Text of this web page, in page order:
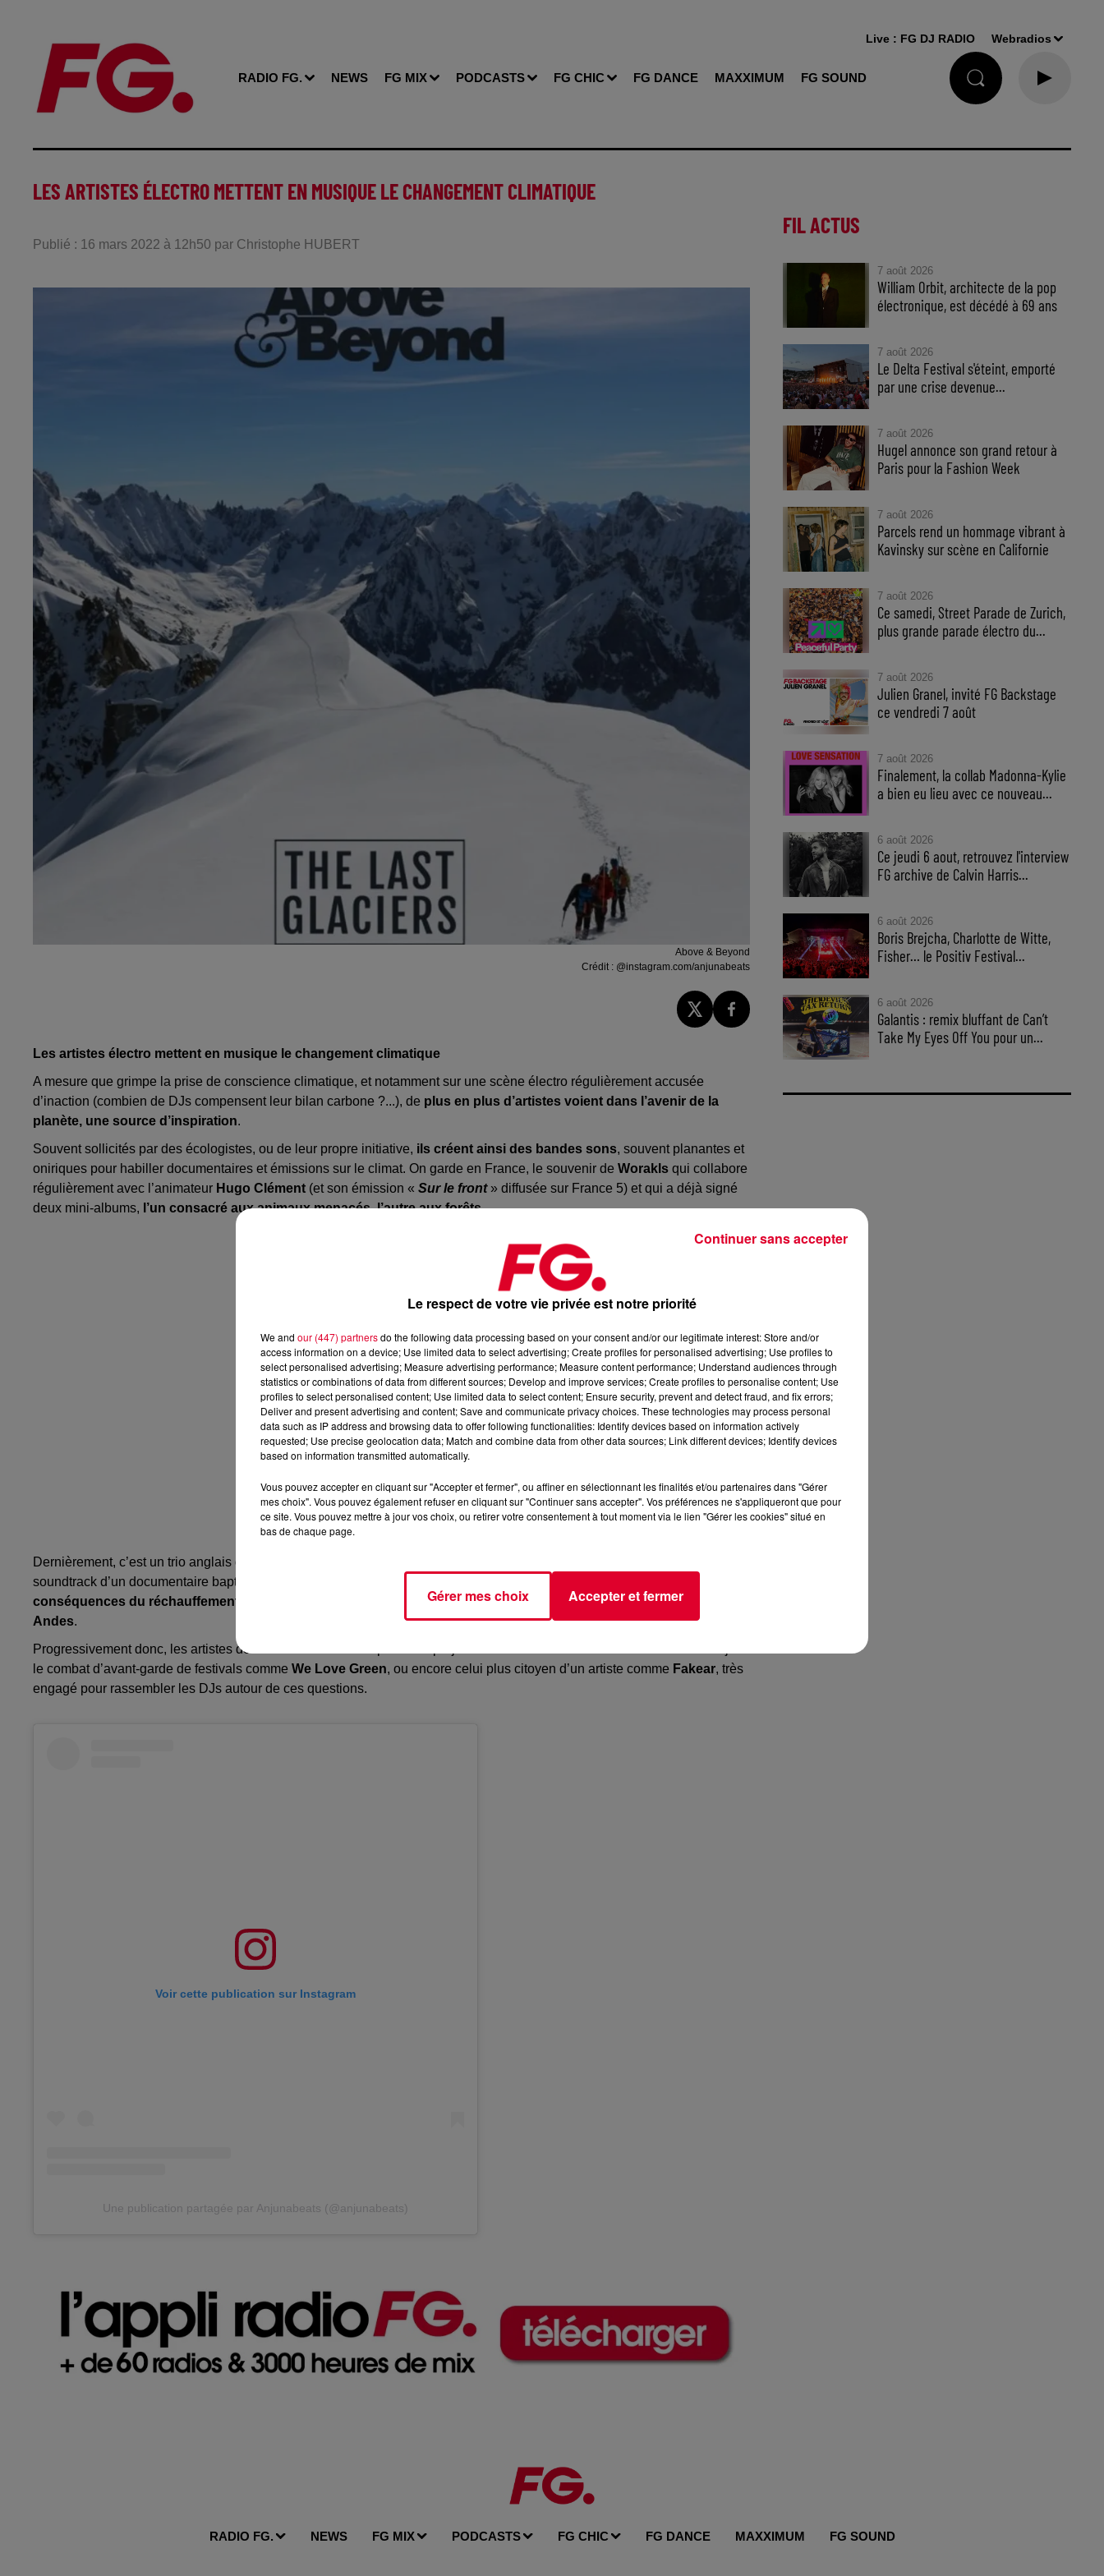
RADIO FG. NEWS FG MIX PODCASTS FG CHIC FG DANCE MAXXIMUM FG SOUND
Live : FG DJ RADIO Webradios
LES ARTISTES ÉLECTRO METTENT EN MUSIQUE LE CHANGEMENT CLIMATIQUE
Publié : 16 mars 2022 à 12h50 par Christophe HUBERT
Above & Beyond
Crédit : @instagram.com/anjunabeats
Les artistes électro mettent en musique le changement climatique
A mesure que grimpe la prise de conscience climatique, et notamment sur une scène électro régulièrement accusée
d’inaction (combien de DJs compensent leur bilan carbone ?...), de plus en plus d’artistes voient dans l’avenir de la
planète, une source d’inspiration.
Souvent sollicités par des écologistes, ou de leur propre initiative, ils créent ainsi des bandes sons, souvent planantes et
oniriques pour habiller documentaires et émissions sur le climat. On garde en France, le souvenir de Worakls qui collabore
régulièrement avec l’animateur Hugo Clément (et son émission « Sur le front» diffusée sur France 5) et qui a déjà signé
deux mini-albums, l’un consacré aux animaux menacés, l’autre aux forêts.
Dernièrement, c’est un trio anglais qui a épousé la cause écologiste !
soundtrack d’un documentaire baptisé « The Last Glaciers » qui sera projeté à la fin du mois. Un film qui explore
conséquences du réchauffement climatique de l’Antarctique à l’Himalaya, des Alpes françaises à la Cordillère des
Andes.
Progressivement donc, les artistes de la scène électro multiplient les projets dans la lutte contre le climat. On connaît déjà
le combat d’avant-garde de festivals comme We Love Green, ou encore celui plus citoyen d’un artiste comme Fakear, très
engagé pour rassembler les DJs autour de ces questions.
Voir cette publication sur Instagram
Une publication partagée par Anjunabeats (@anjunabeats)
FIL ACTUS
7 août 2026
William Orbit, architecte de la pop
électronique, est décédé à 69 ans
7 août 2026
Le Delta Festival s'éteint, emporté
par une crise devenue...
7 août 2026
Hugel annonce son grand retour à
Paris pour la Fashion Week
7 août 2026
Parcels rend un hommage vibrant à
Kavinsky sur scène en Californie
7 août 2026
Ce samedi, Street Parade de Zurich,
plus grande parade électro du...
7 août 2026
Julien Granel, invité FG Backstage
ce vendredi 7 août
7 août 2026
Finalement, la collab Madonna-Kylie
a bien eu lieu avec ce nouveau...
6 août 2026
Ce jeudi 6 aout, retrouvez l'interview
FG archive de Calvin Harris...
6 août 2026
Boris Brejcha, Charlotte de Witte,
Fisher… le Positiv Festival...
6 août 2026
Galantis : remix bluffant de Can’t
Take My Eyes Off You pour un...
RADIO FG. NEWS FG MIX PODCASTS FG CHIC FG DANCE MAXXIMUM FG SOUND
Le respect de votre vie privée est notre priorité
We and our (447) partnersdo the following data processing based on your consent and/or our legitimate interest: Store and/or
access information on a device; Use limited data to select advertising; Create profiles for personalised advertising; Use profiles to
select personalised advertising; Measure advertising performance; Measure content performance; Understand audiences through
statistics or combinations of data from different sources; Develop and improve services; Create profiles to personalise content; Use
profiles to select personalised content; Use limited data to select content; Ensure security, prevent and detect fraud, and fix errors;
Deliver and present advertising and content; Save and communicate privacy choices. These technologies may process personal
data such as IP address and browsing data to offer following functionalities: Identify devices based on information actively
requested; Use precise geolocation data; Match and combine data from other data sources; Link different devices; Identify devices
based on information transmitted automatically.
Vous pouvez accepter en cliquant sur "Accepter et fermer", ou affiner en sélectionnant les finalités et/ou partenaires dans "Gérer
mes choix". Vous pouvez également refuser en cliquant sur "Continuer sans accepter". Vos préférences ne s'appliqueront que pour
ce site. Vous pouvez mettre à jour vos choix, ou retirer votre consentement à tout moment via le lien "Gérer les cookies" situé en
bas de chaque page.
Gérer mes choix Accepter et fermer
Continuer sans accepter